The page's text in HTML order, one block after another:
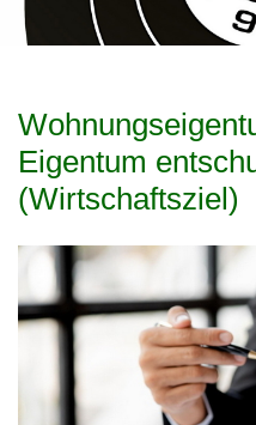
Eigentum
(Wirtschaftsziel)